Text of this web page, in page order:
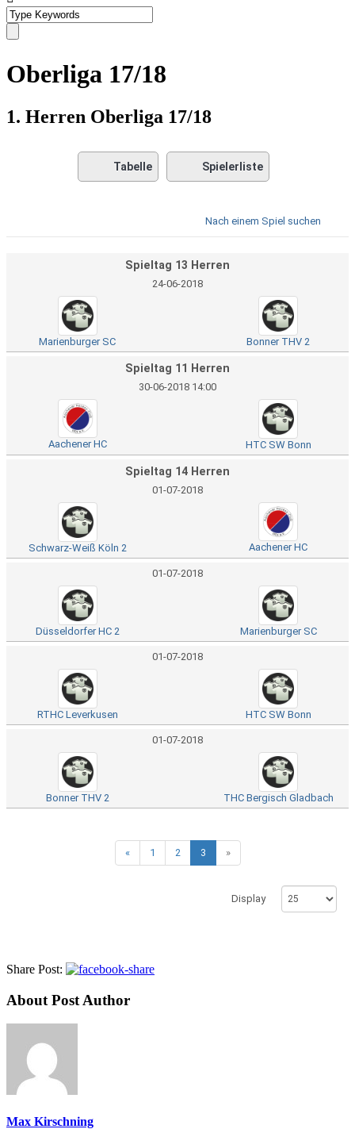
Oberliga 17/18
1. Herren Oberliga 17/18
Tabelle Spielerliste
Nach einem Spiel suchen
Spieltag 13 Herren
24-06-2018
Marienburger SC Bonner THV 2
Spieltag 11 Herren
30-06-2018 14:00
Aachener HC HTC SW Bonn
Spieltag 14 Herren
01-07-2018
Schwarz-Weiß Köln 2 Aachener HC
01-07-2018
Düsseldorfer HC 2 Marienburger SC
01-07-2018
RTHC Leverkusen HTC SW Bonn
01-07-2018
Bonner THV 2 THC Bergisch Gladbach
« 1 2 3 »
Display
Share Post:
About Post Author
Max Kirschning